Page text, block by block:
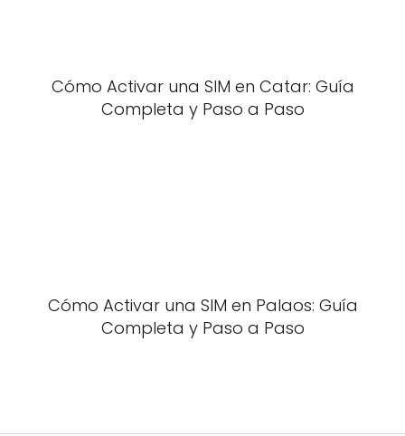
Cómo Activar una SIM en Catar: Guía
Completa y Paso a Paso
Cómo Activar una SIM en Palaos: Guía
Completa y Paso a Paso